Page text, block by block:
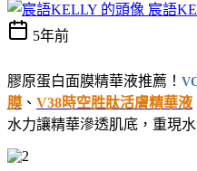
宸語
5年前
膠原蛋白面膜精華液推薦！
膜 、 V38時空胜肽活膚精華液
水力讓精華滲透肌底，重現